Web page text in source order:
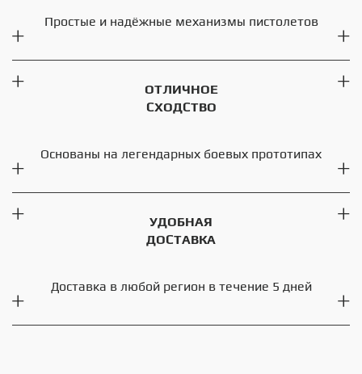
Простые и надёжные механизмы пистолетов
ОТЛИЧНОЕ
СХОДСТВО
Основаны на легендарных боевых прототипах
УДОБНАЯ
ДОСТАВКА
Доставка в любой регион в течение 5 дней